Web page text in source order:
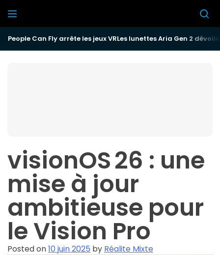
au
contenuRéalité
Mixte
People Can Fly arrête les jeux VRLes lunettes Aria Gen 2
visionOS 26 : une
mise à jour
ambitieuse pour
le Vision Pro
Posted on10 juin 2025 by Réalite Mixte